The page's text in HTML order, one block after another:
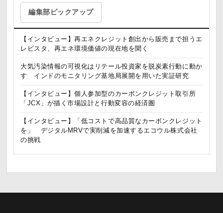
編集部ピックアップ
【インタビュー】再エネクレジット創出から販売まで担うエ
レビスタ、再エネ環境価値の現在地を聞く
大気汚染情報の可視化はリテール投資家を脱炭素行動に動か
す インドのモニタリング基地局展開を用いた実証研究
【インタビュー】個人参加型のカーボンクレジット取引所
「JCX」が描く市場設計と行動変容の経済圏
【インタビュー】「低コストで高品質なカーボンクレジット
を」 デジタルMRVで実削減を加速するエコウル株式会社
の挑戦